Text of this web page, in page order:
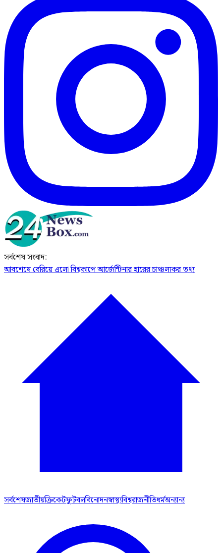
সর্বশেষ সংবাদ:
আবশেষে বেরিয়ে এলো বিশ্বকাপে আর্জেন্টিনার হারের চাঞ্চল্যকর তথ্য
সর্বশেষজাতীয়ক্রিকেটফুটবলবিনোদনস্বাস্থ্যবিশ্বরাজনীতিধর্মঅন্যান্য